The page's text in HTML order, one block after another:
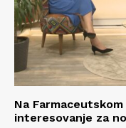
Na
interesovanje za